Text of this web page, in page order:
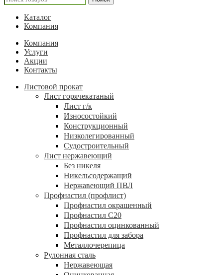
Каталог
Компания
Компания
Услуги
Акции
Контакты
Листовой прокат
Лист горячекатаный
Лист г/к
Износостойкий
Конструкционный
Низколегированный
Судостроительный
Лист нержавеющий
Без никеля
Никельсодержащий
Нержавеющий ПВЛ
Профнастил (профлист)
Профнастил окрашенный
Профнастил С20
Профнастил оцинкованный
Профнастил для забора
Металлочерепица
Рулонная сталь
Нержавеющая